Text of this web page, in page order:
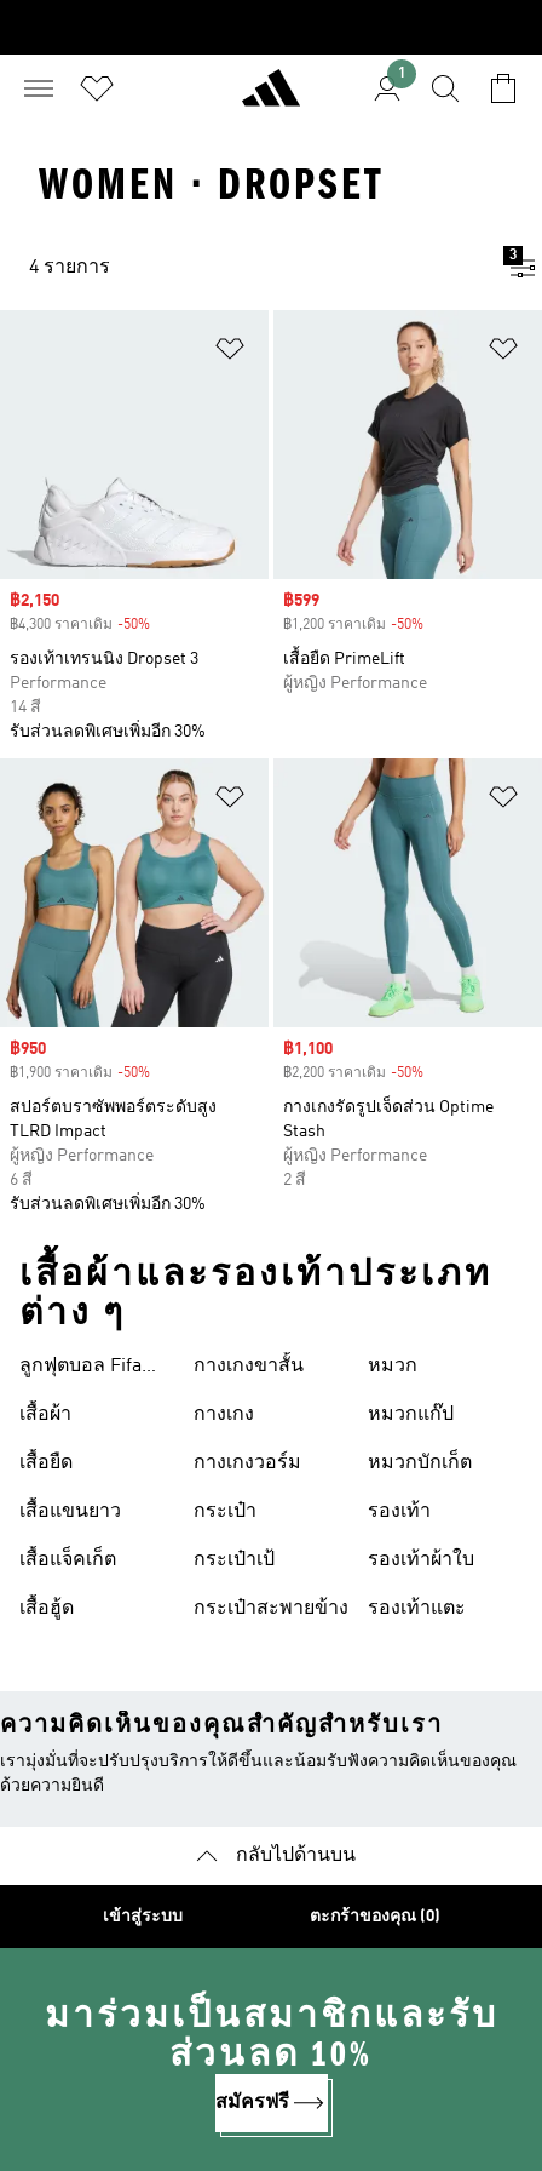
1
WOMEN · DROPSET
4 รายการ
3
เพิ่มไปยังรายการสินค้าโปรด
Sale price
฿2,150
฿4,300 ราคาเดิม -50%
รองเท้าเทรนนิง Dropset 3
Performance
14 สี
รับส่วนลดพิเศษเพิ่มอีก 30%
Sale price
฿599
฿1,200 ราคาเดิม -50%
เสื้อยืด PrimeLift
ผู้หญิง Performance
เพิ่มไปยังรายการสินค้าโปรด
Sale price
฿950
฿1,900 ราคาเดิม -50%
สปอร์ตบราซัพพอร์ตระดับสูง
TLRD Impact
ผู้หญิง Performance
6 สี
รับส่วนลดพิเศษเพิ่มอีก 30%
Sale price
฿1,100
฿2,200 ราคาเดิม -50%
กางเกงรัดรูปเจ็ดส่วน Optime
Stash
ผู้หญิง Performance
2 สี
เสื้อผ้าและรองเท้าประเภท
ต่าง ๆ
ลูกฟุตบอล Fifa
เสื้อผ้า
เสื้อยืด
เสื้อแขนยาว
เสื้อแจ็คเก็ต
เสื้อฮู้ด
กางเกงขาสั้น
กางเกง
กางเกงวอร์ม
กระเป๋า
กระเป๋าเป้
กระเป๋าสะพายข้าง
หมวก
หมวกแก๊ป
หมวกบักเก็ต
รองเท้า
รองเท้าผ้าใบ
รองเท้าแตะ
ความคิดเห็นของคุณสำคัญสำหรับเรา
เรามุ่งมั่นที่จะปรับปรุงบริการให้ดีขึ้นและน้อมรับฟังความคิดเห็นของคุณ
ด้วยความยินดี
กลับไปด้านบน
เข้าสู่ระบบ ตะกร้าของคุณ (0)
มาร่วมเป็นสมาชิกและรับ
ส่วนลด 10%
สมัครฟรี